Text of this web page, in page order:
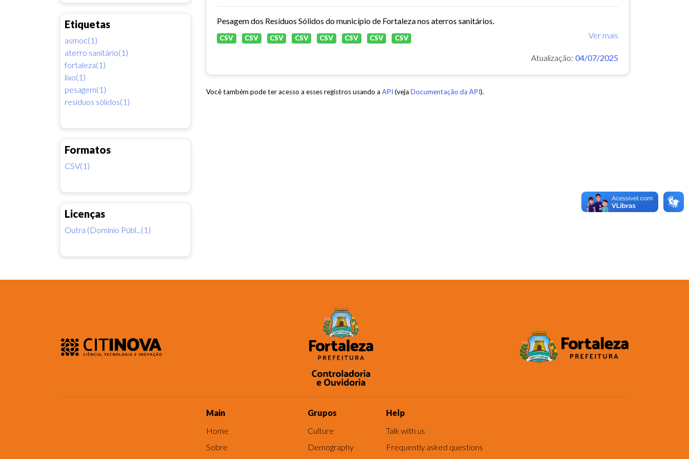
Etiquetas
asmoc(1)
aterro sanitário(1)
fortaleza(1)
lixo(1)
pesagem(1)
resíduos sólidos(1)
Formatos
CSV(1)
Licenças
Outra (Domínio Públ...(1)
Pesagem dos Resíduos Sólidos do município de Fortaleza nos aterros sanitários.
Ver mais
CSV CSV CSV CSV CSV CSV CSV CSV
Atualização: 04/07/2025
Você também pode ter acesso a esses registros usando a API (veja Documentação da API).
Main
Home
Sobre
Grupos
Culture
Demography
Help
Talk with us
Frequently asked questions